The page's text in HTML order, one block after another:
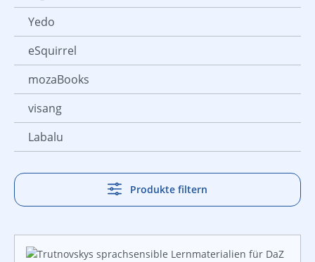
Yedo
eSquirrel
mozaBooks
visang
Labalu
Produkte filtern